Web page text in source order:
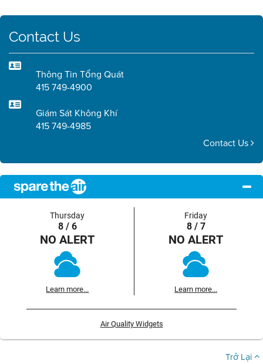
Contact Us
Thông Tin Tổng Quát
415 749-4900
Giám Sát Không Khí
415 749-4985
Contact Us
Thursday
8 / 6
NO ALERT
Learn more...
Friday
8 / 7
NO ALERT
Learn more...
Air Quality Widgets
Trở Lại